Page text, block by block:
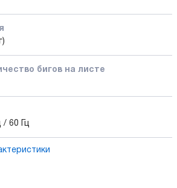
бигов на листе
/ 60 Гц